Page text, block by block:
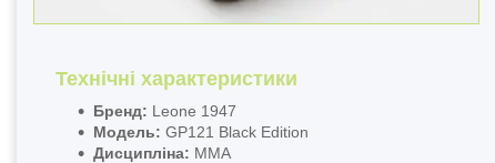
Технічні характеристики
Бренд: Leone 1947
Модель: GP121 Black Edition
Дисципліна: ММА